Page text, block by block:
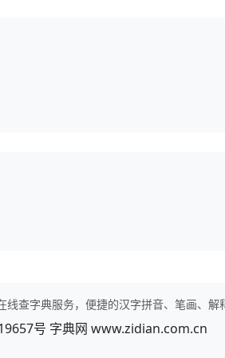
查字典服务，便捷的汉字拼音、笔画、解
号 字典网 www.zidian.com.cn